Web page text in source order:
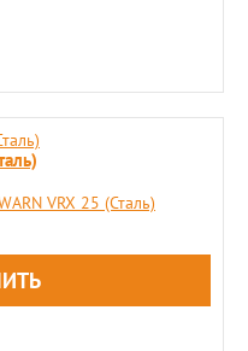
VRX 25 (Сталь)